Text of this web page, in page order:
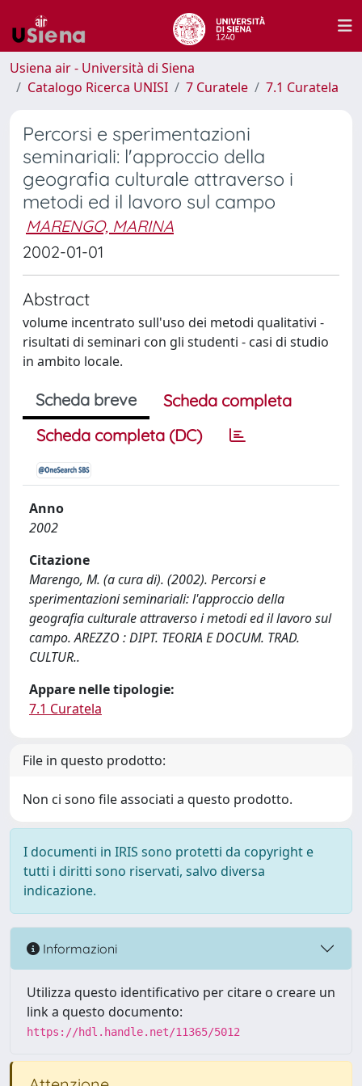
Usiena air - Università di Siena
Catalogo Ricerca UNISI
7 Curatele 7.1 Curatela
Percorsi e sperimentazioni
seminariali: l'approccio della
geografia culturale attraverso i
metodi ed il lavoro sul campo
MARENGO, MARINA
2002-01-01
Abstract
volume incentrato sull'uso dei metodi qualitativi -
risultati di seminari con gli studenti - casi di studio
in ambito locale.
Scheda breve
Scheda completa
Scheda completa (DC)
Anno
2002
Citazione
Marengo, M. (a cura di). (2002). Percorsi e
sperimentazioni seminariali: l'approccio della
geografia culturale attraverso i metodi ed il lavoro sul
campo. AREZZO : DIPT. TEORIA E DOCUM. TRAD.
CULTUR..
Appare nelle tipologie:
7.1 Curatela
File in questo prodotto:
Non ci sono file associati a questo prodotto.
I documenti in IRIS sono protetti da copyright e
tutti i diritti sono riservati, salvo diversa
indicazione.
Informazioni
Utilizza questo identificativo per citare o creare un
link a questo documento:
https://hdl.handle.net/11365/5012